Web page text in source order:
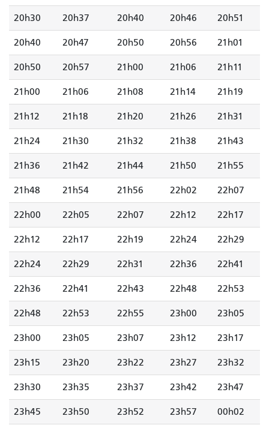
20h30 20h37 20h40 20h46 20h51
20h40 20h47 20h50 20h56 21h01
20h50 20h57 21h00 21h06 21h11
21h00 21h06 21h08 21h14 21h19
21h12 21h18 21h20 21h26 21h31
21h24 21h30 21h32 21h38 21h43
21h36 21h42 21h44 21h50 21h55
21h48 21h54 21h56 22h02 22h07
22h00 22h05 22h07 22h12 22h17
22h12 22h17 22h19 22h24 22h29
22h24 22h29 22h31 22h36 22h41
22h36 22h41 22h43 22h48 22h53
22h48 22h53 22h55 23h00 23h05
23h00 23h05 23h07 23h12 23h17
23h15 23h20 23h22 23h27 23h32
23h30 23h35 23h37 23h42 23h47
23h45 23h50 23h52 23h57 00h02